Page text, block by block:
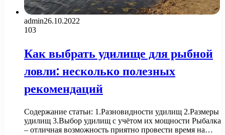
admin26.10.2022
103
Как выбрать удилище для рыбной
ловли: несколько полезных
рекомендаций
Содержание статьи: 1.Разновидности удилищ 2.Размеры
удилищ 3.Выбор удилищ с учётом их мощности Рыбалка
– отличная возможность приятно провести время на…